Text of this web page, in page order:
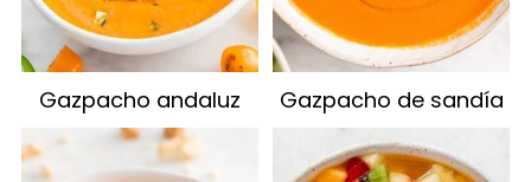
Gazpacho andaluz Gazpacho de sandía